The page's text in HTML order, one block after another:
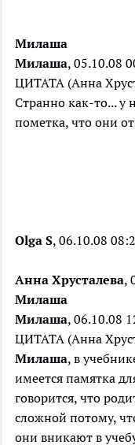
Милаша
Милаша, 05.10.08
ЦИТАТА (Анна
Странно как-то... у
пометка, что они
Olga S, 06.10.08
Анна Хрусталева,
Милаша
Милаша, 06.10.08
ЦИТАТА (Анна
Милаша, в
имеется памятка
говорится, что
сложной потому,
они вникают в